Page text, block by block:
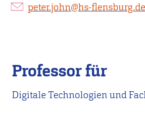
peter.john@hs-flensburg.de
Professor für
Digitale Technologien und